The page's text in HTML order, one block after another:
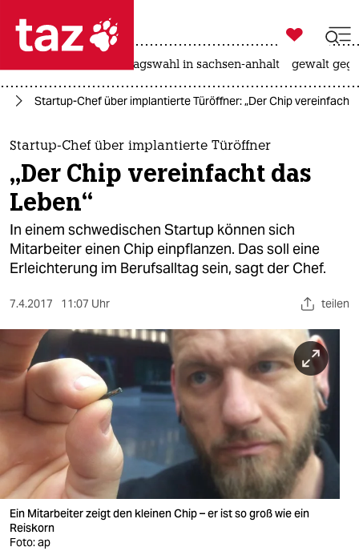
 taz zahl ich
taz zahl ich
themen
politik
öko
gesellschaft
sport
berlin
nord
wahrheit
verlag
verlag
veranstaltungen

taz zahl ich
landtagswahl in sachsen-anhalt gewalt
Startup-Chef über implantierte Türöffner: „Der Chip vereinfacht
Startup-Chef über implantierte Türöffner
„Der Chip vereinfacht das
Leben“
In einem schwedischen Startup können sich
Mitarbeiter einen Chip einpflanzen. Das soll eine
Erleichterung im Berufsalltag sein, sagt der Chef.
7.4.2017 11:07 Uhr teilen
Ein Mitarbeiter zeigt den kleinen Chip – er ist so groß wie ein
Reiskorn
Foto: ap